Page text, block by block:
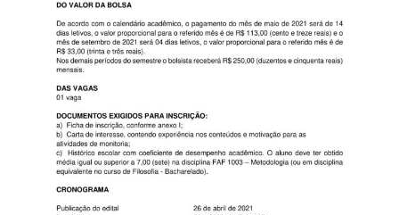
Gabinete de Segurança Institucional
Advocacia-Geral da União
Banco Central do Brasil